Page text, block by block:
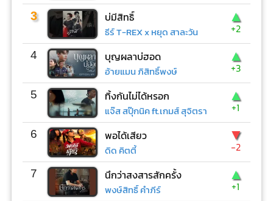
3 บ่มีสิทธิ์
ธีร์ T-REX x หยุด สาละวัน
▲
+2
4 บุญผลาบ่ฮอด
อ้ายแมน ภิสิทธิ์พงษ์
▲
+3
5 ทิ้งกันไม่ได้หรอก
แจ๊ส สปุ๊กนิค ft.เกมส์ สุจิตรา
▲
+1
6 พอได้เสียว
ดิด คิตตี้
▼
-2
7 นึกว่าสงสารสักครั้ง
พงษ์สิทธิ์ คำภีร์
▲
+1